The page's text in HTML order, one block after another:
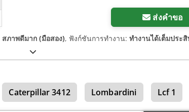
ส่งคำขอ
สภาพดีมาก (มือสอง), ฟังก์ชันการทำงาน: ทำงานได้เต็มประ
Caterpillar 3412 Lombardini Lcf 1